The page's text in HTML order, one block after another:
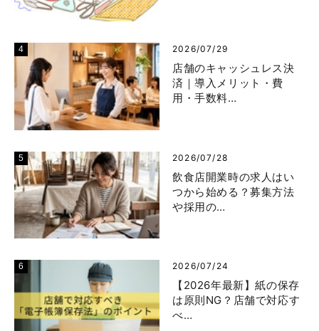
2026/07/29
店舗のキャッシュレス決
済｜導入メリット・費
用・手数料…
2026/07/28
飲食店開業時の求人はい
つから始める？募集方法
や採用の…
2026/07/24
【2026年最新】紙の保存
は原則NG？店舗で対応す
べ…